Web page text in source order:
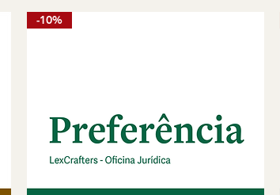
-10%